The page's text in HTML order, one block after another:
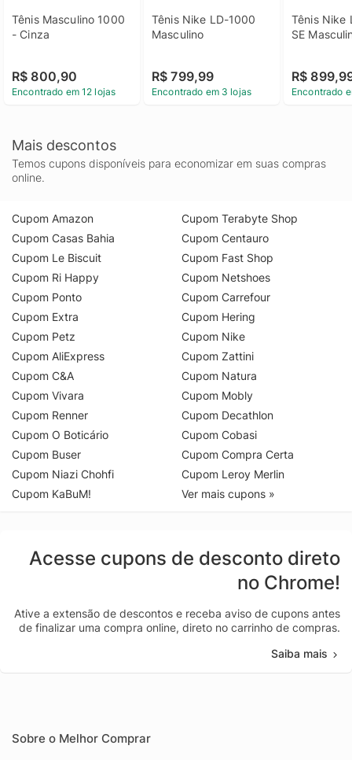
Tênis Masculino 1000
- Cinza
R$ 800,90
Encontrado em 12 lojas
Tênis Nike LD-1000
Masculino
R$ 799,99
Encontrado em 3 lojas
Tênis Nike
SE
R$
Encontrado
Mais descontos
Temos cupons disponíveis para economizar em suas compras
online.
Cupom Amazon
Cupom Casas Bahia
Cupom Le Biscuit
Cupom Ri Happy
Cupom Ponto
Cupom Extra
Cupom Petz
Cupom AliExpress
Cupom C&A
Cupom Vivara
Cupom Renner
Cupom O Boticário
Cupom Buser
Cupom Niazi Chohfi
Cupom KaBuM!
Cupom Terabyte Shop
Cupom Centauro
Cupom Fast Shop
Cupom Netshoes
Cupom Carrefour
Cupom Hering
Cupom Nike
Cupom Zattini
Cupom Natura
Cupom Mobly
Cupom Decathlon
Cupom Cobasi
Cupom Compra Certa
Cupom Leroy Merlin
Ver mais cupons »
Acesse cupons de desconto direto
no Chrome!
Ative a extensão de descontos e receba aviso de cupons antes
de finalizar uma compra online, direto no carrinho de compras.
Saiba mais
Sobre o Melhor Comprar